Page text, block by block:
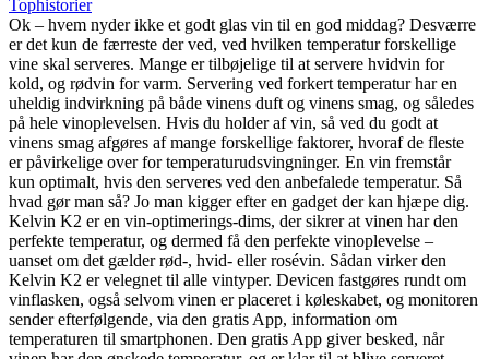
Tophistorier
Ok – hvem nyder ikke et godt glas vin til en god middag? Desværre
er det kun de færreste der ved, ved hvilken temperatur forskellige
vine skal serveres. Mange er tilbøjelige til at servere hvidvin for
kold, og rødvin for varm. Servering ved forkert temperatur har en
uheldig indvirkning på både vinens duft og vinens smag, og således
på hele vinoplevelsen. Hvis du holder af vin, så ved du godt at
vinens smag afgøres af mange forskellige faktorer, hvoraf de fleste
er påvirkelige over for temperaturudsvingninger. En vin fremstår
kun optimalt, hvis den serveres ved den anbefalede temperatur. Så
hvad gør man så? Jo man kigger efter en gadget der kan hjæpe dig.
Kelvin K2 er en vin-optimerings-dims, der sikrer at vinen har den
perfekte temperatur, og dermed få den perfekte vinoplevelse –
uanset om det gælder rød-, hvid- eller rosévin. Sådan virker den
Kelvin K2 er velegnet til alle vintyper. Devicen fastgøres rundt om
vinflasken, også selvom vinen er placeret i køleskabet, og monitoren
sender efterfølgende, via den gratis App, information om
temperaturen til smartphonen. Den gratis App giver besked, når